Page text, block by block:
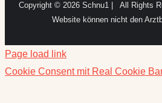
Copyright © 2026 Schnu1 | All Rights
Website können nicht den
Page load link
Cookie Consent mit Real Cookie